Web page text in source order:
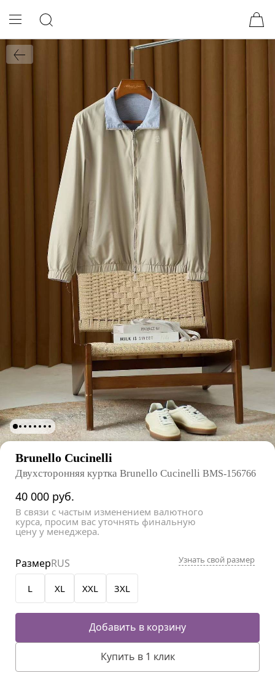
Brunello Cucinelli
Двухсторонняя куртка Brunello Cucinelli BMS-156766
40 000 руб.
В связи с частым изменением валютного
курса, просим вас уточнять финальную
цену у менеджера.
L XL XXL 3XL
РазмерRUS Узнать свой размер
Добавить в корзину
Купить в 1 клик